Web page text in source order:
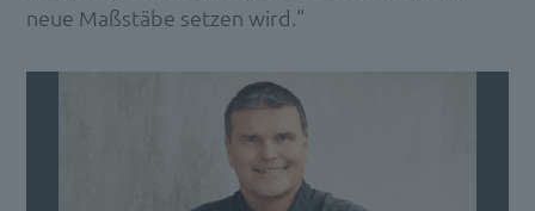
neue Maßstäbe setzen wird.“